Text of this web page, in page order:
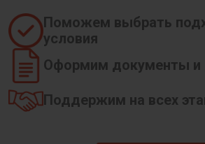
Поможем выбрать
условия
Оформим документы и
Поддержим на всех